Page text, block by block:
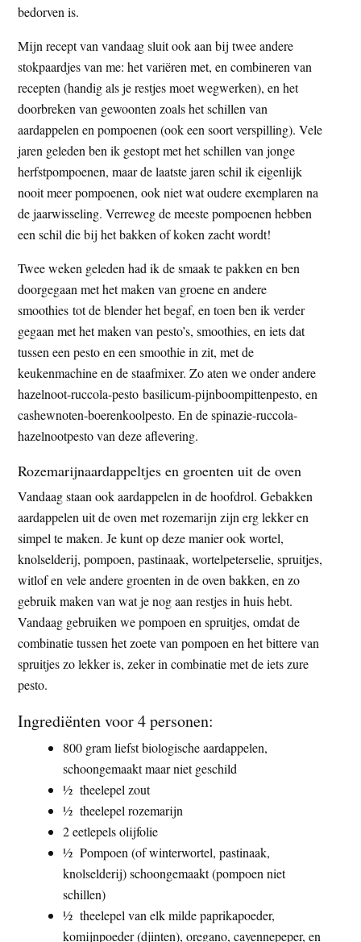
bedorven is.
Mijn recept van vandaag sluit ook aan bij twee andere
stokpaardjes van me: het variëren met, en combineren van
recepten (handig als je restjes moet wegwerken), en het
doorbreken van gewoonten zoals het schillen van
aardappelen en pompoenen (ook een soort verspilling). Vele
jaren geleden ben ik gestopt met het schillen van jonge
herfstpompoenen, maar de laatste jaren schil ik eigenlijk
nooit meer pompoenen, ook niet wat oudere exemplaren na
de jaarwisseling. Verreweg de meeste pompoenen hebben
een schil die bij het bakken of koken zacht wordt!
Twee weken geleden had ik de smaak te pakken en ben
doorgegaan met het maken van groene en andere
smoothies tot de blender het begaf, en toen ben ik verder
gegaan met het maken van pesto’s, smoothies, en iets dat
tussen een pesto en een smoothie in zit, met de
keukenmachine en de staafmixer. Zo aten we onder andere
hazelnoot-ruccola-pesto basilicum-pijnboompittenpesto, en
cashewnoten-boerenkoolpesto. En de spinazie-ruccola-
hazelnootpesto van deze aflevering.
Rozemarijnaardappeltjes en groenten uit de oven
Vandaag staan ook aardappelen in de hoofdrol. Gebakken
aardappelen uit de oven met rozemarijn zijn erg lekker en
simpel te maken. Je kunt op deze manier ook wortel,
knolselderij, pompoen, pastinaak, wortelpeterselie, spruitjes,
witlof en vele andere groenten in de oven bakken, en zo
gebruik maken van wat je nog aan restjes in huis hebt.
Vandaag gebruiken we pompoen en spruitjes, omdat de
combinatie tussen het zoete van pompoen en het bittere van
spruitjes zo lekker is, zeker in combinatie met de iets zure
pesto.
Ingrediënten voor 4 personen:
800 gram liefst biologische aardappelen,
schoongemaakt maar niet geschild
½ theelepel zout
½ theelepel rozemarijn
2 eetlepels olijfolie
½ Pompoen (of winterwortel, pastinaak,
knolselderij) schoongemaakt (pompoen niet
schillen)
½ theelepel van elk milde paprikapoeder,
komijnpoeder (djinten), oregano, cayennepeper, en